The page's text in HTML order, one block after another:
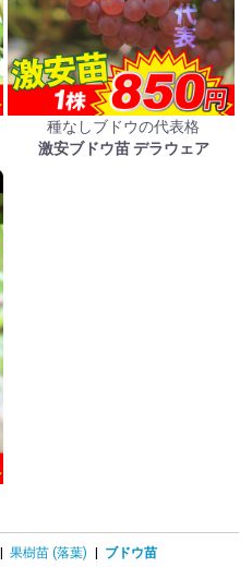
種なしブドウの代表格
激安ブドウ苗 デラウェア
果樹苗 (落葉) ブドウ苗